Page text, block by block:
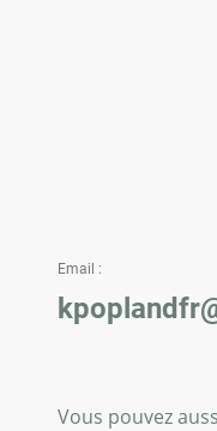
Email :
Vous pouvez